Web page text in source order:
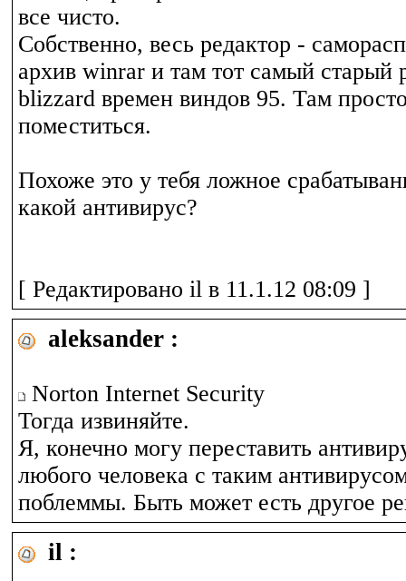
все чисто.
Собственно, весь редактор -
архив winrar и там тот самый старый
blizzard времен виндов 95. Там
поместиться.
Похоже это у тебя ложное
какой антивирус?
[ Редактировано il в 11.1.12 08:09 ]
aleksander :
Norton Internet Security
Тогда извиняйте.
Я, конечно могу переставить
любого человека с таким
поблеммы. Быть может есть другое
il :